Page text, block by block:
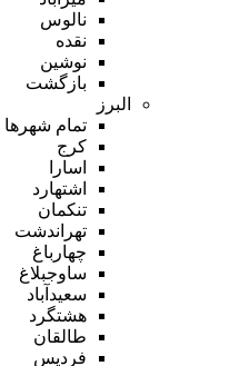
نالوس
نقده
نوشین
بازگشت
البرز
تمام شهر‌ها
کرج
اسارا
اشتهارد
تنکمان
تهراندشت
چهارباغ
ساوجبلاغ
سعیدآباد
هشتگرد
طالقان
فردیس